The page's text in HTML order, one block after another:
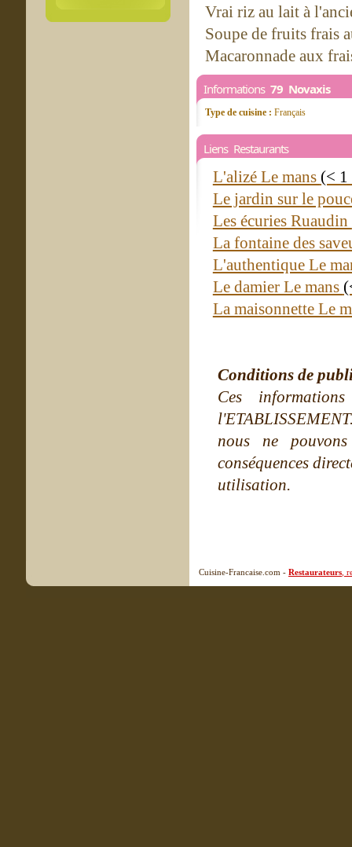
Vrai riz au lait à
Soupe de fruits frais
Macaronnade aux
Informations 79 Novaxis
Type de cuisine : Français
Liens Restaurants
L'alizé Le mans (<
Le jardin sur le
Les écuries Ruaudin
La fontaine des
L'authentique Le
Le damier Le mans
La maisonnette Le
Conditions de
Ces
nous ne
conséquences
utilisation.
Cuisine-Francaise.com - Restaurateurs ,